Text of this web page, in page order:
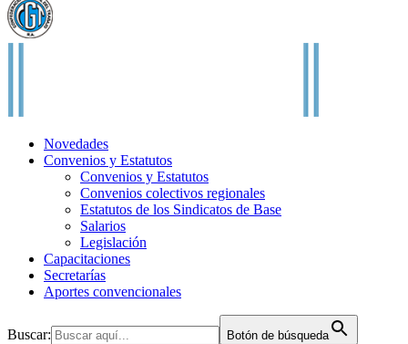
Novedades
Convenios y Estatutos
Convenios y Estatutos
Convenios colectivos regionales
Estatutos de los Sindicatos de Base
Salarios
Legislación
Capacitaciones
Secretarías
Aportes convencionales
Buscar: Botón de búsqueda